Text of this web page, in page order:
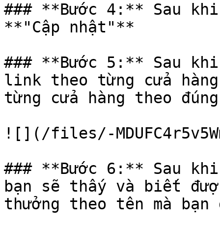
### **Bước 4:** Sau
**"Cập nhật"**
### **Bước 5:** Sau
link theo từng cửa
từng cửa hàng theo
![](/files/-
### **Bước 6:** Sau khi
bạn sẽ thấy và biết
thưởng theo tên mà